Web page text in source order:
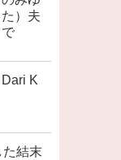
）夫
Dari K
た結末